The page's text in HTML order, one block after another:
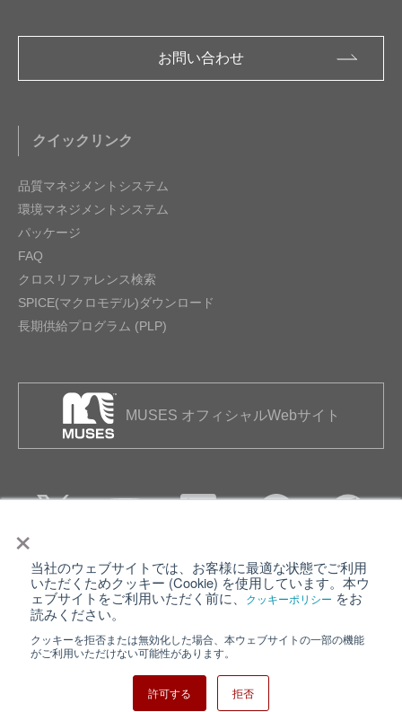
×
当社のウェブサイトでは、お客様に最適な状態でご利用
いただくためクッキー (Cookie) を使用しています。本ウ
ェブサイトをご利用いただく前に、
クッキーポリシー をお
読みください。
クッキーを拒否または無効化した場合、本ウェブサイトの一部の機能
がご利用いただけない可能性があります。
許可する 拒否
お問い合わせ
クイックリンク
品質マネジメントシステム
環境マネジメントシステム
パッケージ
FAQ
クロスリファレンス検索
SPICE(マクロモデル)ダウンロード
長期供給プログラム (PLP)
MUSES オフィシャルWebサイト
個人情報保護について ウェブサイト利用規約
クッキーポリシー
日清紡ホールディングス
Copyright ⓒ Nisshinbo Micro Devices Inc. All Rights Reserved.